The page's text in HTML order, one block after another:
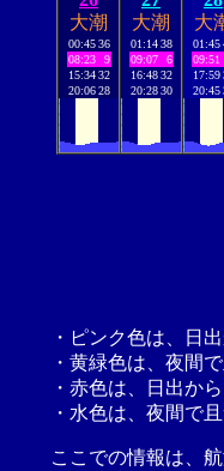
大潮
00:45 36
08:23
9
15:34 32
20:06 28
大潮
01:14 38
09:07
6
16:48 32
20:28 30
大
01:45
09:51
17:59
20:45
・ピンク色は、日
・黄緑色は、夜間
・赤色は、日出か
・水色は、夜間で
ここでの情報は、